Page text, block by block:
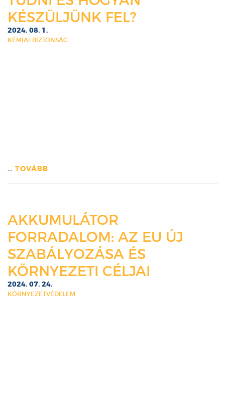
KÉSZÜLJÜNK FEL?
2024. 08. 1.
KÉMIAI BIZTONSÁG
… TOVÁBB
AKKUMULÁTOR
FORRADALOM: AZ EU ÚJ
SZABÁLYOZÁSA ÉS
KÖRNYEZETI CÉLJAI
2024. 07. 24.
KÖRNYEZETVÉDELEM